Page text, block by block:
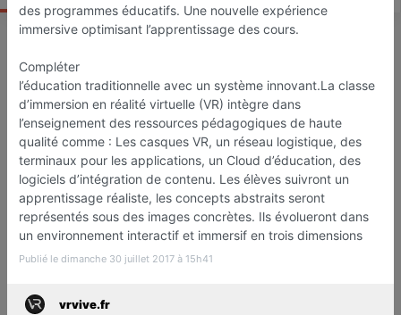
des programmes éducatifs. Une nouvelle expérience
immersive optimisant l’apprentissage des cours.
Compléter
l’éducation traditionnelle avec un système innovant.La classe
d’immersion en réalité virtuelle (VR) intègre dans
l’enseignement des ressources pédagogiques de haute
qualité comme : Les casques VR, un réseau logistique, des
terminaux pour les applications, un Cloud d’éducation, des
logiciels d’intégration de contenu. Les élèves suivront un
apprentissage réaliste, les concepts abstraits seront
représentés sous des images concrètes. Ils évolueront dans
un environnement interactif et immersif en trois dimensions
Publié le dimanche 30 juillet 2017 à 15h41
vrvive.fr